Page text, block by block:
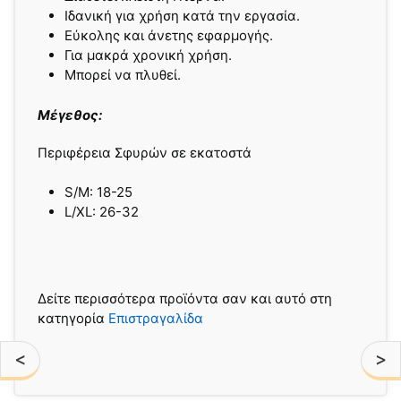
< >
Ιδανική για χρήση κατά την εργασία.
Εύκολης και άνετης εφαρμογής.
Για μακρά χρονική χρήση.
Μπορεί να πλυθεί.
Μέγεθος:
Περιφέρεια Σφυρών σε εκατοστά
S/M: 18-25
L/XL: 26-32
Δείτε περισσότερα προϊόντα σαν και αυτό στη
κατηγορία Επιστραγαλίδα